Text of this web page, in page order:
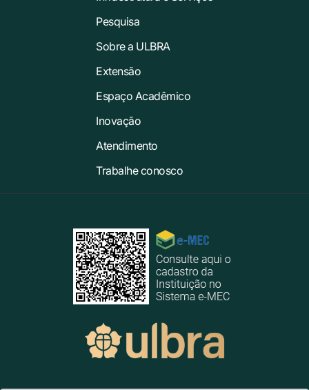
Pesquisa
Sobre a ULBRA
Extensão
Espaço Acadêmico
Inovação
Atendimento
Trabalhe conosco